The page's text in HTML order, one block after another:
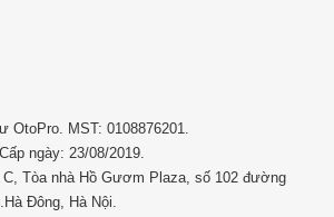
OtoPro. MST: 0108876201.
ngày: 23/08/2019.
Tòa nhà Hồ Gươm Plaza, số 102 đường
Đông, Hà Nội.